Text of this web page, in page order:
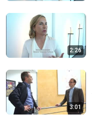
Man Spent Two
2:26
3:01